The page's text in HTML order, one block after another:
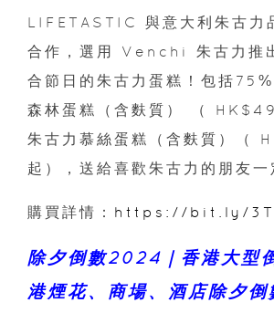
LIFETASTIC 與意大利朱古
合作，選用 Venchi 朱古力推
合節日的朱古力蛋糕！包括
森林蛋糕（含麩質） （
朱古力慕絲蛋糕（含麩質）（
起），送給喜歡朱古力的朋友一
購買詳情： https://bit.ly/
除夕倒數2024｜香港大型
港煙花、商場、酒店除夕